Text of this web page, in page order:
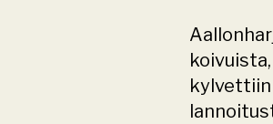
kylvettiin